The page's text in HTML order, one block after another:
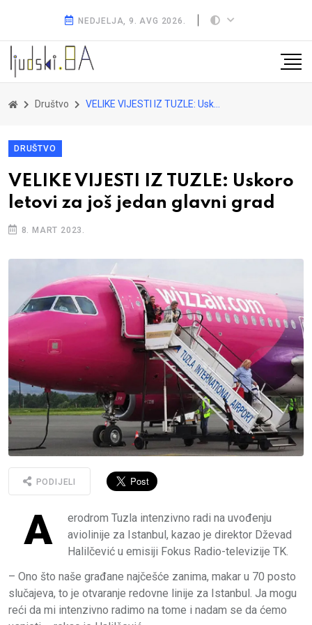
NEDJELJA, 9. AVG 2026.
Društvo VELIKE VIJESTI IZ TUZLE: Uskoro letovi za još jedan glavni grad
DRUŠTVO
VELIKE VIJESTI IZ TUZLE: Uskoro
letovi za još jedan glavni grad
8. MART 2023.
PODIJELI
A
erodrom Tuzla intenzivno radi na uvođenju
aviolinije za Istanbul, kazao je direktor Dževad
Halilčević u emisiji Fokus Radio-televizije TK.
– Ono što naše građane najčešće zanima, makar u 70 posto
slučajeva, to je otvaranje redovne linije za Istanbul. Ja mogu
reći da mi intenzivno radimo na tome i nadam se da ćemo